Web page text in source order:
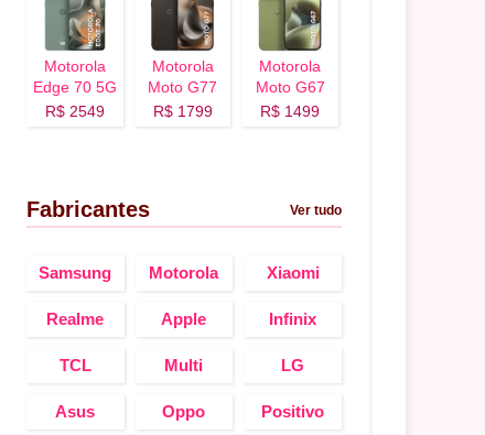
Motorola
Edge 70 5G
R$ 2549
Motorola
Moto G77
5G
R$ 1799
Motorola
Moto G67
5G
R$ 1499
Fabricantes Ver tudo
Samsung Motorola Xiaomi
Realme Apple Infinix
TCL Multi LG
Asus Oppo Positivo